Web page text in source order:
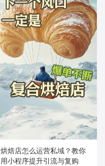
烘焙店怎么运营私域？教你
用小程序提升引流与复购